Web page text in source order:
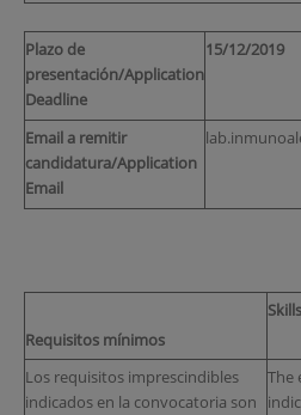
Plazo de
presentación/Application
Deadline
15/12/2019
Email a remitir
candidatura/Application
Email
Requisitos mínimos
Los requisitos imprescindibles
indicados en la convocatoria son
The